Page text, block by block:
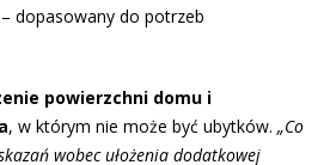
dopasowany do potrzeb
powierzchni domu i
, w którym nie może być ubytków. „Co
wobec ułożenia dodatkowej